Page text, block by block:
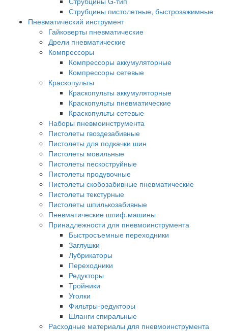
Струбцины пистолетные, быстрозажимные
Пневматический инструмент
Гайковерты пневматические
Дрели пневматические
Компрессоры
Компрессоры аккумуляторные
Компрессоры сетевые
Краскопульты
Краскопульты аккумуляторные
Краскопульты пневматические
Краскопульты сетевые
Наборы пневмоинструмента
Пистолеты гвоздезабивные
Пистолеты для подкачки шин
Пистолеты мовильные
Пистолеты пескоструйные
Пистолеты продувочные
Пистолеты скобозабивные пневматические
Пистолеты текстурные
Пистолеты шпилькозабивные
Пневматические шлиф.машины
Принадлежности для пневмоинструмента
Быстросъемные переходники
Заглушки
Лубрикаторы
Переходники
Редукторы
Тройники
Уголки
Фильтры-редукторы
Шланги спиральные
Расходные материалы для пневмоинструмента